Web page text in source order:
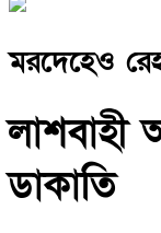
মরদেহেও
লাশবাহী
ডাকাতি